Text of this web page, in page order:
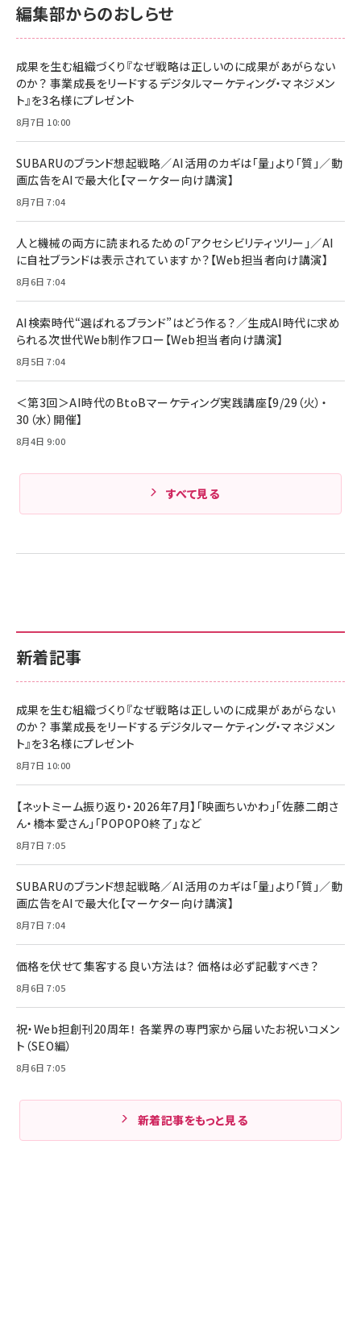
新着記事
成果を生む組織づくり『なぜ戦略は正しいのに成果があがらない
のか？ 事業成長をリードするデジタルマーケティング・マネジメン
ト』を3名様にプレゼント
8月7日 10:00
【ネットミーム振り返り・2026年7月】「映画ちいかわ」「佐藤二朗さ
ん・橋本愛さん」「POPOPO終了」など
8月7日 7:05
SUBARUのブランド想起戦略／AI活用のカギは「量」より「質」／動
画広告をAIで最大化【マーケター向け講演】
8月7日 7:04
価格を伏せて集客する良い方法は？ 価格は必ず記載すべき？
8月6日 7:05
祝・Web担創刊20周年！ 各業界の専門家から届いたお祝いコメン
ト（SEO編）
8月6日 7:05
新着記事をもっと見る
編集部からのおしらせ
成果を生む組織づくり『なぜ戦略は正しいのに成果があがらない
のか？ 事業成長をリードするデジタルマーケティング・マネジメン
ト』を3名様にプレゼント
8月7日 10:00
SUBARUのブランド想起戦略／AI活用のカギは「量」より「質」／動
画広告をAIで最大化【マーケター向け講演】
8月7日 7:04
人と機械の両方に読まれるための「アクセシビリティツリー」／AI
に自社ブランドは表示されていますか？【Web担当者向け講演】
8月6日 7:04
AI検索時代“選ばれるブランド”はどう作る？／生成AI時代に求め
られる次世代Web制作フロー【Web担当者向け講演】
8月5日 7:04
＜第3回＞AI時代のBtoBマーケティング実践講座【9/29（火）・
30（水）開催】
8月4日 9:00
すべて見る